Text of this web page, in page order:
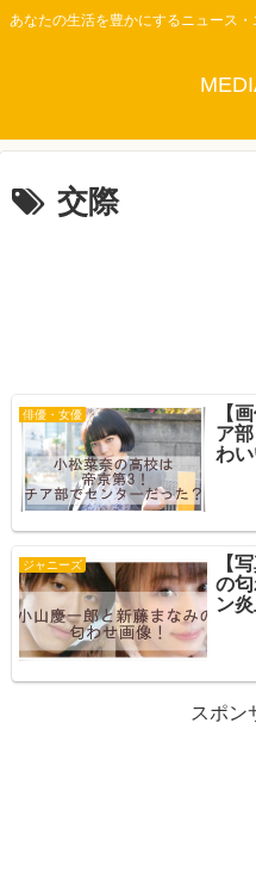
あなたの生活を豊かにするニュース
交際
俳優・女優
【
ア
わい
ジャニーズ
【
の
ン炎
スポン